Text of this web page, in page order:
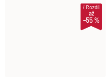
až
–55 %
iRozdíl